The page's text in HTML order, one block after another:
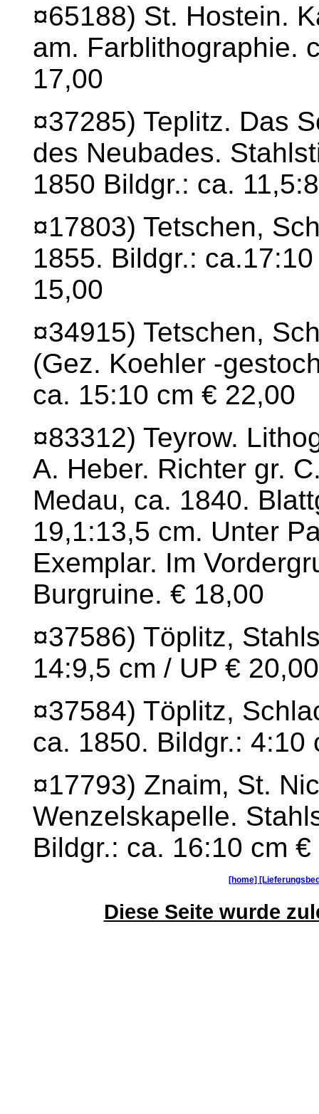
¤65188) St. Hostein.
am. Farblithographie.
17,00
¤37285) Teplitz. Das
des Neubades.
1850 Bildgr.: ca.
¤17803) Tetschen,
1855. Bildgr.:
15,00
¤34915) Tetschen,
(Gez. Koehler -
ca. 15:10 cm € 22,00
¤83312) Teyrow.
A. Heber. Richter gr.
Medau, ca. 1840.
19,1:13,5 cm. Unter
Exemplar. Im
Burgruine. € 18,00
¤37586) Töplitz,
14:9,5 cm / UP € 20,00
¤37584) Töplitz,
ca. 1850. Bildgr.: 4:10
¤17793) Znaim, St.
Wenzelskapelle.
Bildgr.: ca. 16:10 cm
[home]
Diese Seite wurde